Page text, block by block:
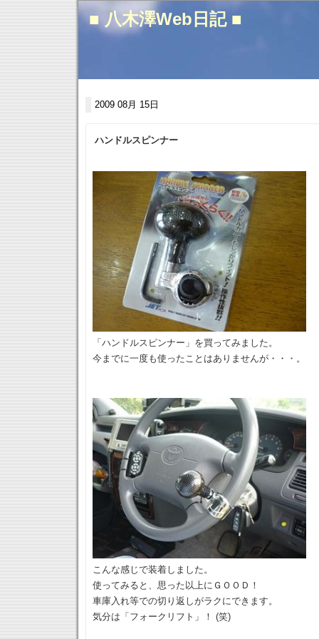
■ 八木澤Web日記 ■
2009 08月 15日
ハンドルスピンナー
「ハンドルスピンナー」を買ってみました。
今までに一度も使ったことはありませんが・・・。
こんな感じで装着しました。
使ってみると、思った以上にＧＯＯＤ！
車庫入れ等での切り返しがラクにできます。
気分は「フォークリフト」！ (笑)